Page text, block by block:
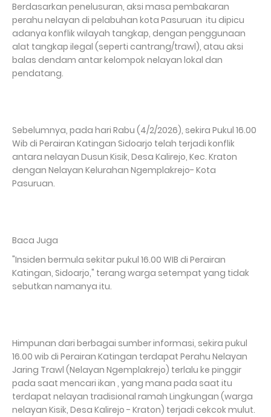
Berdasarkan penelusuran, aksi masa pembakaran
perahu nelayan di pelabuhan kota Pasuruan itu dipicu
adanya konflik wilayah tangkap, dengan penggunaan
alat tangkap ilegal (seperti cantrang/trawl), atau aksi
balas dendam antar kelompok nelayan lokal dan
pendatang.
Sebelumnya, pada hari Rabu (4/2/2026), sekira Pukul 16.00
Wib di Perairan Katingan Sidoarjo telah terjadi konflik
antara nelayan Dusun Kisik, Desa Kalirejo, Kec. Kraton
dengan Nelayan Kelurahan Ngemplakrejo- Kota
Pasuruan.
Baca Juga
"Insiden bermula sekitar pukul 16.00 WIB di Perairan
Katingan, Sidoarjo," terang warga setempat yang tidak
sebutkan namanya itu.
Himpunan dari berbagai sumber informasi, sekira pukul
16.00 wib di Perairan Katingan terdapat Perahu Nelayan
Jaring Trawl (Nelayan Ngemplakrejo) terlalu ke pinggir
pada saat mencari ikan , yang mana pada saat itu
terdapat nelayan tradisional ramah Lingkungan (warga
nelayan Kisik, Desa Kalirejo - Kraton) terjadi cekcok mulut.